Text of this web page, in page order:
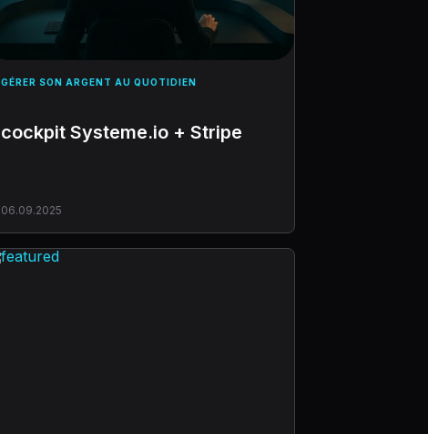
GÉRER SON ARGENT AU QUOTIDIEN
cockpit Systeme.io + Stripe
06.09.2025